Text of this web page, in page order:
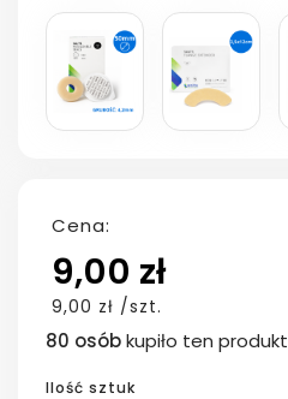
Cena:
9,00 zł
9,00 zł /szt.
80 osóbkupiło ten produkt
Ilość sztuk